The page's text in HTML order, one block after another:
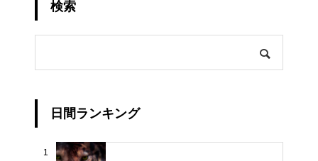
検索
日間ランキング
1